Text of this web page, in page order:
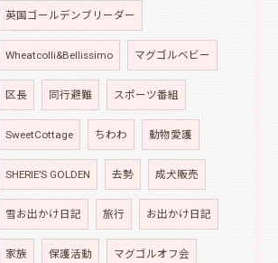
英国ゴールデンブリーダー
Wheatcolli&Bellissimo マグゴルベビー
区長 同行避難 スポーツ番組
SweetCottage ちわわ 動物愛護
SHERIE’S GOLDEN 去勢 成犬販売
雪お出かけ日記 旅行 お出かけ日記
家族 保護活動 マグゴルオフ会